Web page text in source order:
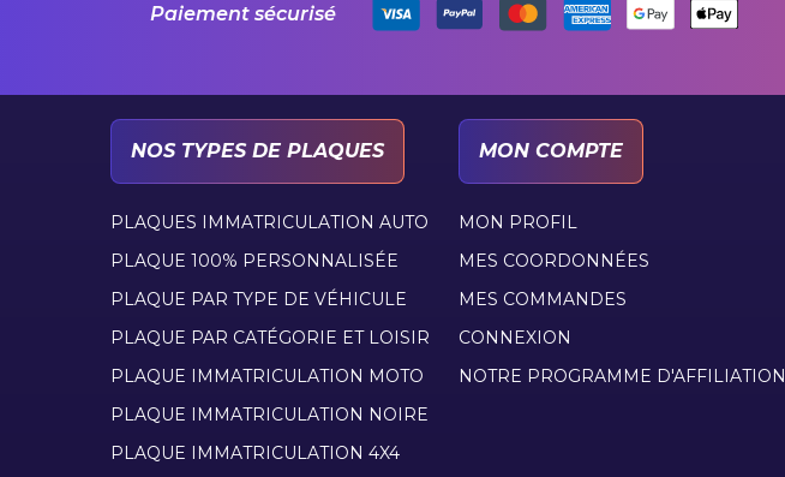
Paiement sécurisé
NOS TYPES DE PLAQUES
PLAQUES IMMATRICULATION AUTO
PLAQUE 100% PERSONNALISÉE
PLAQUE PAR TYPE DE VÉHICULE
PLAQUE PAR CATÉGORIE ET LOISIR
PLAQUE IMMATRICULATION MOTO
PLAQUE IMMATRICULATION NOIRE
PLAQUE IMMATRICULATION 4X4
MON COMPTE
MON PROFIL
MES COORDONNÉES
MES COMMANDES
CONNEXION
NOTRE PROGRAMME D'AFFILIATION